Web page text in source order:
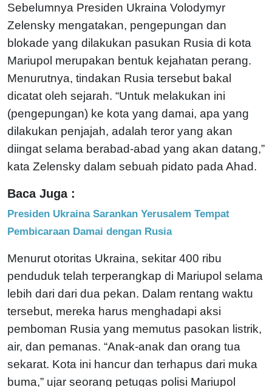
Sebelumnya Presiden Ukraina Volodymyr
Zelensky mengatakan, pengepungan dan
blokade yang dilakukan pasukan Rusia di kota
Mariupol merupakan bentuk kejahatan perang.
Menurutnya, tindakan Rusia tersebut bakal
dicatat oleh sejarah. “Untuk melakukan ini
(pengepungan) ke kota yang damai, apa yang
dilakukan penjajah, adalah teror yang akan
diingat selama berabad-abad yang akan datang,”
kata Zelensky dalam sebuah pidato pada Ahad.
Baca Juga :
Presiden Ukraina Sarankan Yerusalem Tempat
Pembicaraan Damai dengan Rusia
Menurut otoritas Ukraina, sekitar 400 ribu
penduduk telah terperangkap di Mariupol selama
lebih dari dari dua pekan. Dalam rentang waktu
tersebut, mereka harus menghadapi aksi
pemboman Rusia yang memutus pasokan listrik,
air, dan pemanas. “Anak-anak dan orang tua
sekarat. Kota ini hancur dan terhapus dari muka
buma,” ujar seorang petugas polisi Mariupol